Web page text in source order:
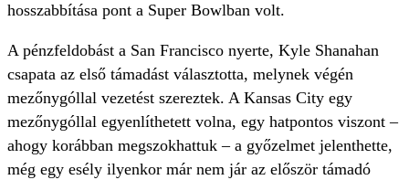
hosszabbítása pont a Super Bowlban volt.
A pénzfeldobást a San Francisco nyerte, Kyle Shanahan
csapata az első támadást választotta, melynek végén
mezőnygóllal vezetést szereztek. A Kansas City egy
mezőnygóllal egyenlíthetett volna, egy hatpontos viszont –
ahogy korábban megszokhattuk – a győzelmet jelenthette,
még egy esély ilyenkor már nem jár az először támadó